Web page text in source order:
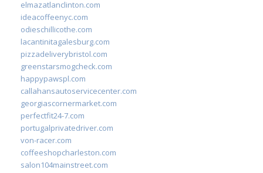
elmazatlanclinton.com
ideacoffeenyc.com
odieschillicothe.com
lacantinitagalesburg.com
pizzadeliverybristol.com
greenstarsmogcheck.com
happypawspl.com
callahansautoservicecenter.com
georgiascornermarket.com
perfectfit24-7.com
portugalprivatedriver.com
von-racer.com
coffeeshopcharleston.com
salon104mainstreet.com